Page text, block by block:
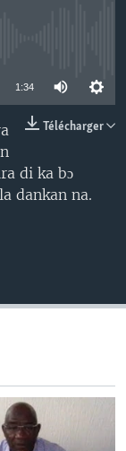
1:34
Télécharger
di ka bɔ
dankan na.